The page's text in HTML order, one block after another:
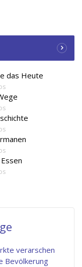
das Heute
verarschen
Bevölkerung